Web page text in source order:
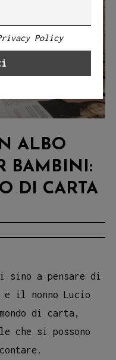
ALBO
BAMBINI:
DI CARTA
sino a pensare di
e il nonno Lucio
di carta,
che si possono
Policy